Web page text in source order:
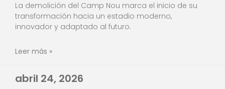
La demolición del Camp Nou marca el inicio de su
transformación hacia un estadio moderno,
innovador y adaptado al futuro.
Leer más »
abril 24, 2026